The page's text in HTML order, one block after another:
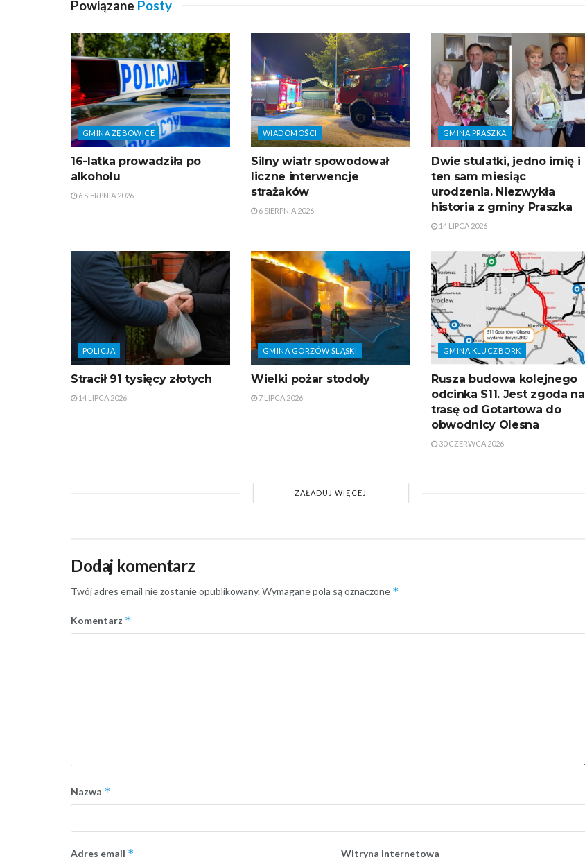
Powiązane Posty
GMINA ZĘBOWICE
16-latka prowadziła po
alkoholu
6 SIERPNIA 2026
WIADOMOŚCI
Silny wiatr spowodował
liczne interwencje
strażaków
6 SIERPNIA 2026
GMINA PRASZKA
Dwie stulatki, jedno imię i
ten sam miesiąc
urodzenia. Niezwykła
historia z gminy Praszka
14 LIPCA 2026
POLICJA
Stracił 91 tysięcy złotych
14 LIPCA 2026
GMINA GORZÓW ŚLĄSKI
Wielki pożar stodoły
7 LIPCA 2026
GMINA KLUCZBORK
Rusza budowa kolejnego
odcinka S11. Jest zgoda na
trasę od Gotartowa do
obwodnicy Olesna
30 CZERWCA 2026
ZAŁADUJ WIĘCEJ
Dodaj komentarz
Twój adres email nie zostanie opublikowany.Wymagane pola są oznaczone *
Komentarz *
Nazwa *
Adres email * Witryna internetowa